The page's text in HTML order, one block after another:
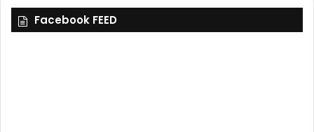
Facebook FEED